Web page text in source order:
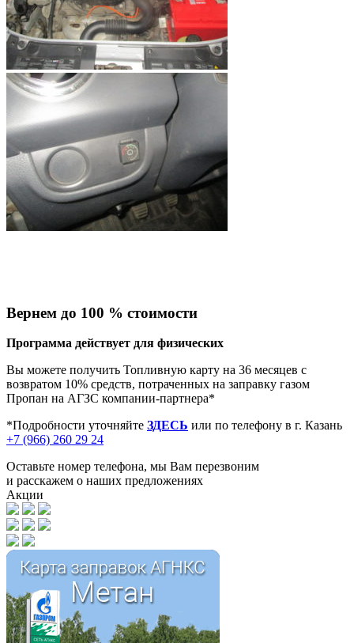
Вернем до 100 % стоимости
Программа действует для физических
Вы можете получить Топливную карту на 36 месяцев с
возвратом 10% средств, потраченных на заправку газом
Пропан на АГЗС компании-партнера*
*Подробности уточняйте ЗДЕСЬ или по телефону в г. Казань
+7 (966) 260 29 24
Оставьте номер телефона, мы Вам перезвоним
и расскажем о наших предложениях
Акции